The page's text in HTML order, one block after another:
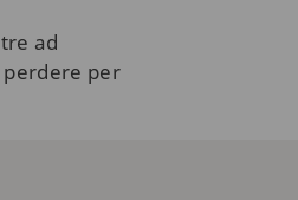
ad
per